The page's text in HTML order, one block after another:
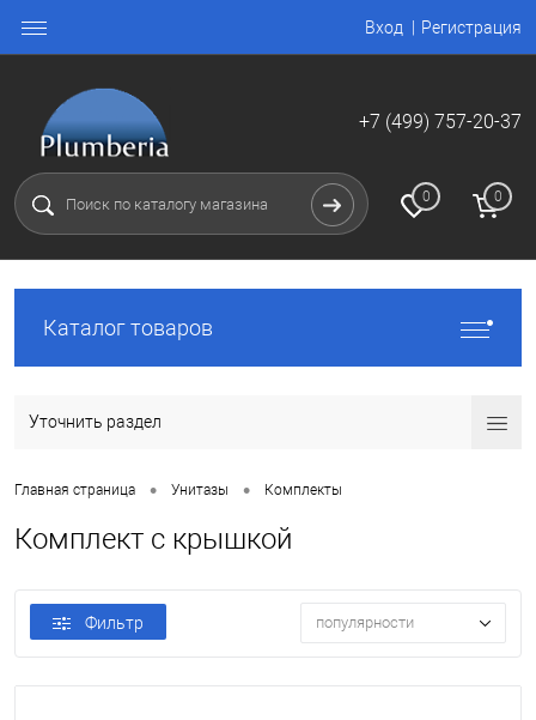
Вход Регистрация
+7 (499) 757-20-37
0 0
Каталог товаров
Уточнить раздел
Главная страница • Унитазы • Комплекты
Комплект с крышкой
Фильтр популярности